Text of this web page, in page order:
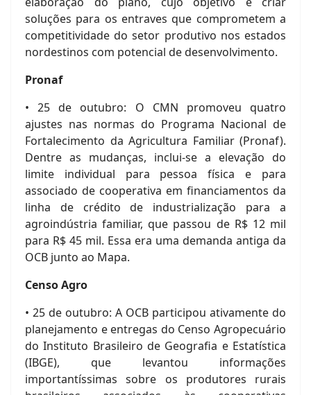
soluções para os entraves que comprometem a
competitividade do setor produtivo nos estados
nordestinos com potencial de desenvolvimento.
Pronaf
• 25 de outubro: O CMN promoveu quatro
ajustes nas normas do Programa Nacional de
Fortalecimento da Agricultura Familiar (Pronaf).
Dentre as mudanças, inclui-se a elevação do
limite individual para pessoa física e para
associado de cooperativa em financiamentos da
linha de crédito de industrialização para a
agroindústria familiar, que passou de R$ 12 mil
para R$ 45 mil. Essa era uma demanda antiga da
OCB junto ao Mapa.
Censo Agro
• 25 de outubro: A OCB participou ativamente do
planejamento e entregas do Censo Agropecuário
do Instituto Brasileiro de Geografia e Estatística
(IBGE), que levantou informações
importantíssimas sobre os produtores rurais